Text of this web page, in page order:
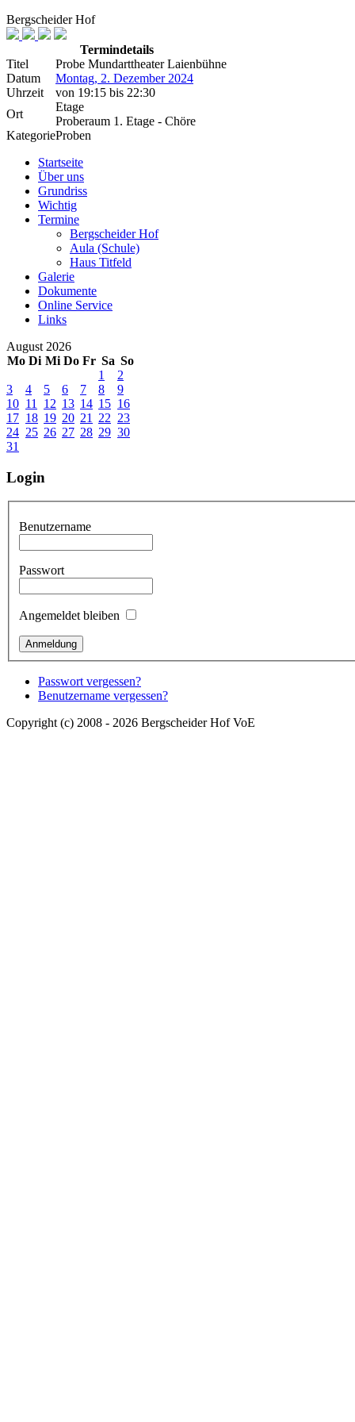
Bergscheider Hof
Termindetails
Titel
Probe Mundarttheater Laienbühne
Datum
Montag, 2. Dezember 2024
Uhrzeit
von 19:15 bis 22:30
Ort
Etage
Proberaum 1. Etage - Chöre
KategorieProben
Startseite
Über uns
Grundriss
Wichtig
Termine
Bergscheider Hof
Aula (Schule)
Haus Titfeld
Galerie
Dokumente
Online Service
Links
August 2026
Mo Di Mi Do Fr Sa So
1
2
3
4 5 6 7 8
9
10 11 12 13 14 15 16
17 18 19 20 21 22 23
24 25 26 27 28 29 30
31
Login
Benutzername
Passwort
Angemeldet bleiben
Passwort vergessen?
Benutzername vergessen?
Copyright (c) 2008 - 2026 Bergscheider Hof VoE